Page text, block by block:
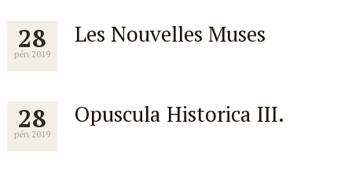
28
pén 2019
Les Nouvelles Muses
28
pén 2019
Opuscula Historica III.